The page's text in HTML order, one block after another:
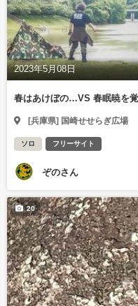
2023年5月08日
春はあけぼの…VS 春眠暁を
[兵庫県] 国崎せせらぎ広場
ソロ フリーサイト
ぞのさん
20